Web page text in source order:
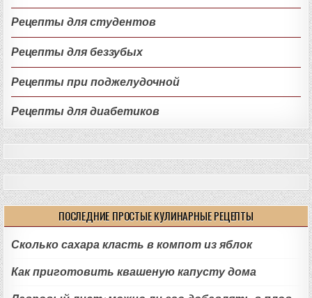
Рецепты для студентов
Рецепты для беззубых
Рецепты при поджелудочной
Рецепты для диабетиков
ПОСЛЕДНИЕ ПРОСТЫЕ КУЛИНАРНЫЕ РЕЦЕПТЫ
Сколько сахара класть в компот из яблок
Как приготовить квашеную капусту дома